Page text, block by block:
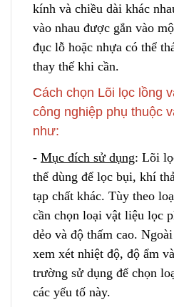
kính và chiều dài khác
vào nhau được gắn vào
đục lỗ hoặc nhựa có thể
thay thế khi cần.
Cách chọn Lõi lọc lồng
công nghiệp phụ thuộc
như:
- Mục đích sử dụng: Lõi
thể dùng để lọc bụi, khí
tạp chất khác. Tùy theo
cần chọn loại vật liệu lọc
dẻo và độ thấm cao.
xem xét nhiệt độ, độ ẩm
trường sử dụng để chọn
các yếu tố này.